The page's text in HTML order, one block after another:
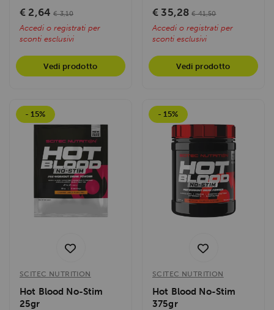
€ 2,64 € 3,10
Accedi o registrati per
sconti esclusivi
Vedi prodotto
pump...
€ 35,28 € 41,50
Accedi o registrati per
sconti esclusivi
Vedi prodotto
- 15%
SCITEC NUTRITION
Hot Blood No-Stim
25gr
- 15%
SCITEC NUTRITION
Hot Blood No-Stim
375gr